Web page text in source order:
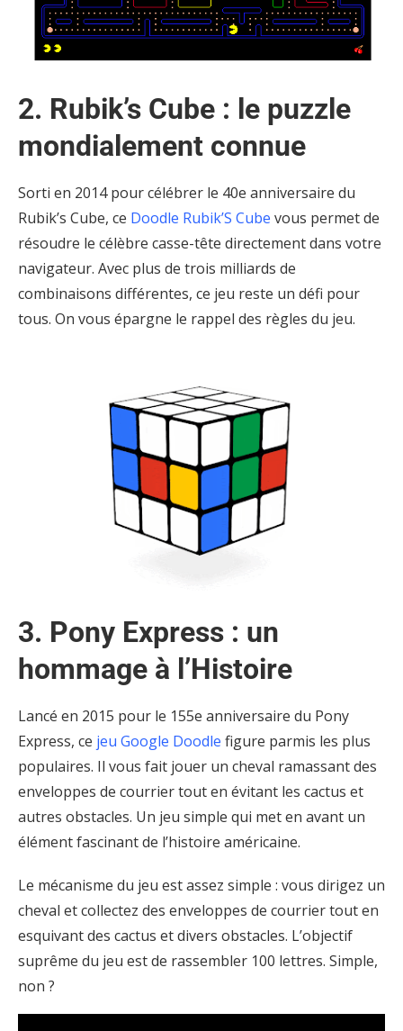
2. Rubik’s Cube : le puzzle
mondialement connue
Sorti en 2014 pour célébrer le 40e anniversaire du
Rubik’s Cube, ce Doodle Rubik’S Cube vous permet de
résoudre le célèbre casse-tête directement dans votre
navigateur. Avec plus de trois milliards de
combinaisons différentes, ce jeu reste un défi pour
tous. On vous épargne le rappel des règles du jeu.
3. Pony Express : un
hommage à l’Histoire
Lancé en 2015 pour le 155e anniversaire du Pony
Express, ce jeu Google Doodle figure parmis les plus
populaires. Il vous fait jouer un cheval ramassant des
enveloppes de courrier tout en évitant les cactus et
autres obstacles. Un jeu simple qui met en avant un
élément fascinant de l’histoire américaine.
Le mécanisme du jeu est assez simple : vous dirigez un
cheval et collectez des enveloppes de courrier tout en
esquivant des cactus et divers obstacles. L’objectif
suprême du jeu est de rassembler 100 lettres. Simple,
non ?